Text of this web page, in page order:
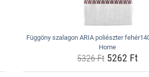
Függöny szalagon ARIA poliészter
Home
5326 Ft 5262 Ft